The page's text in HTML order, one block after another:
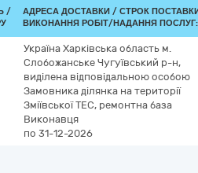
/
АДРЕСА ДОСТАВКИ / СТРОК
ВИКОНАННЯ РОБІТ/НАДАННЯ ПОСЛУГ:
Україна Харківська область м.
Слобожанське Чугуївський р-н,
виділена відповідальною особою
Замовника ділянка на території
Зміївської ТЕС, ремонтна база
Виконавця
по 31-12-2026